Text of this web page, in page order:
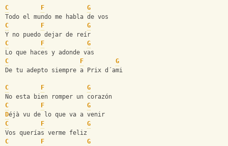
C F
G
Todo el mundo me habla de vos
C
F
G
Y no puedo dejar de reír
C
F
G
Lo que haces y adonde vas
C
F
G
De tu adepto siempre a Prix d´ami
C F
G
No esta bien romper un corazón
C
F
G
Déjà vu de lo que va a venir
C
F
G
Vos querías verme feliz
C
F
G